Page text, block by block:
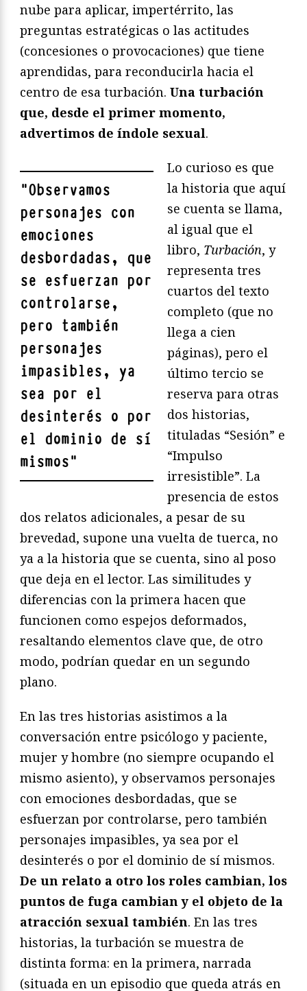
nube para aplicar, impertérrito, las
preguntas estratégicas o las actitudes
(concesiones o provocaciones) que tiene
aprendidas, para reconducirla hacia el
centro de esa turbación. Una turbación
que, desde el primer momento,
advertimos de índole sexual.
"Observamos
personajes con
emociones
desbordadas, que
se esfuerzan por
controlarse,
pero también
personajes
impasibles, ya
sea por el
desinterés o por
el dominio de sí
mismos"
Lo curioso es que
la historia que aquí
se cuenta se llama,
al igual que el
libro, Turbación, y
representa tres
cuartos del texto
completo (que no
llega a cien
páginas), pero el
último tercio se
reserva para otras
dos historias,
tituladas “Sesión” e
“Impulso
irresistible”. La
presencia de estos
dos relatos adicionales, a pesar de su
brevedad, supone una vuelta de tuerca, no
ya a la historia que se cuenta, sino al poso
que deja en el lector. Las similitudes y
diferencias con la primera hacen que
funcionen como espejos deformados,
resaltando elementos clave que, de otro
modo, podrían quedar en un segundo
plano.
En las tres historias asistimos a la
conversación entre psicólogo y paciente,
mujer y hombre (no siempre ocupando el
mismo asiento), y observamos personajes
con emociones desbordadas, que se
esfuerzan por controlarse, pero también
personajes impasibles, ya sea por el
desinterés o por el dominio de sí mismos.
De un relato a otro los roles cambian, los
puntos de fuga cambian y el objeto de la
atracción sexual también. En las tres
historias, la turbación se muestra de
distinta forma: en la primera, narrada
(situada en un episodio que queda atrás en